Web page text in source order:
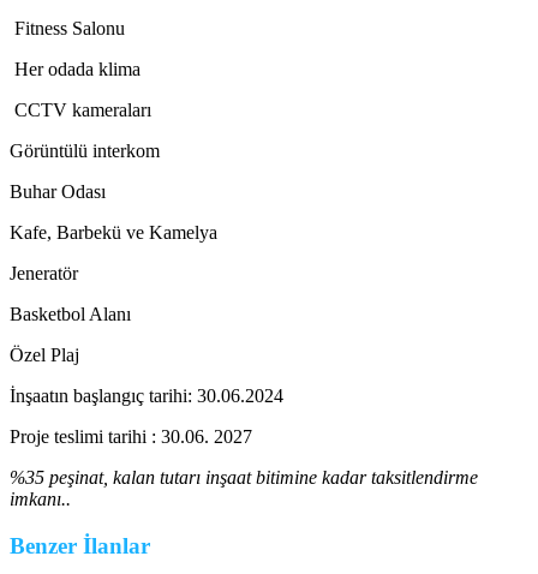
Fitness Salonu
Her odada klima
CCTV kameraları
Görüntülü interkom
Buhar Odası
Kafe, Barbekü ve Kamelya
Jeneratör
Basketbol Alanı
Özel Plaj
İnşaatın başlangıç tarihi: 30.06.2024
Proje teslimi tarihi : 30.06. 2027
%35 peşinat, kalan tutarı inşaat bitimine kadar taksitlendirme
imkanı..
Benzer İlanlar